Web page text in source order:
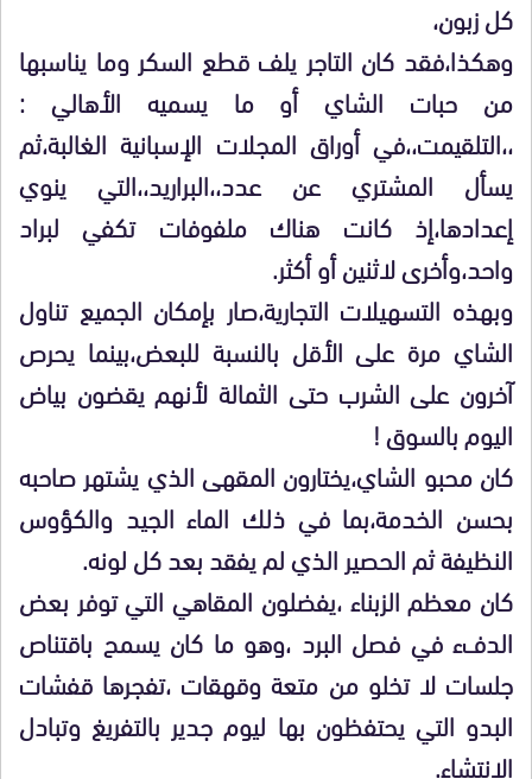
كل زبون،
وهكذا،فقد كان التاجر يلف قطع السكر وما يناسبها
من حبات الشاي أو ما يسميه الأهالي :
،،التلقيمت،،في أوراق المجلات الإسبانية الغالبة،ثم
يسأل المشتري عن عدد،،البراريد،،التي ينوي
إعدادها،إذ كانت هناك ملفوفات تكفي لبراد
واحد،وأخرى لاثنين أو أكثر.
وبهذه التسهيلات التجارية،صار بإمكان الجميع تناول
الشاي مرة على الأقل بالنسبة للبعض،بينما يحرص
آخرون على الشرب حتى الثمالة لأنهم يقضون بياض
اليوم بالسوق !
كان محبو الشاي،يختارون المقهى الذي يشتهر صاحبه
بحسن الخدمة،بما في ذلك الماء الجيد والكؤوس
النظيفة ثم الحصير الذي لم يفقد بعد كل لونه.
كان معظم الزبناء ،يفضلون المقاهي التي توفر بعض
الدفء في فصل البرد ،وهو ما كان يسمح باقتناص
جلسات لا تخلو من متعة وقهقات ،تفجرها قفشات
البدو التي يحتفظون بها ليوم جدير بالتفريغ وتبادل
الانتشاء.